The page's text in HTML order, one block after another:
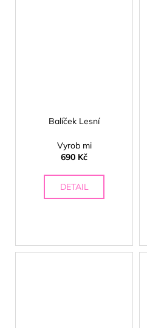
Balíček Lesní
Vyrob mi
690 Kč
DETAIL